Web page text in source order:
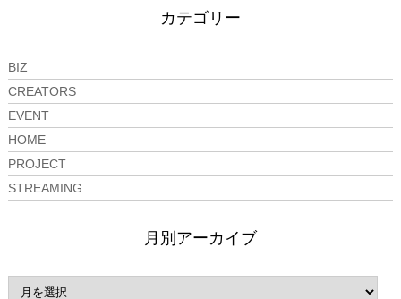
カテゴリー
BIZ
CREATORS
EVENT
HOME
PROJECT
STREAMING
月別アーカイブ